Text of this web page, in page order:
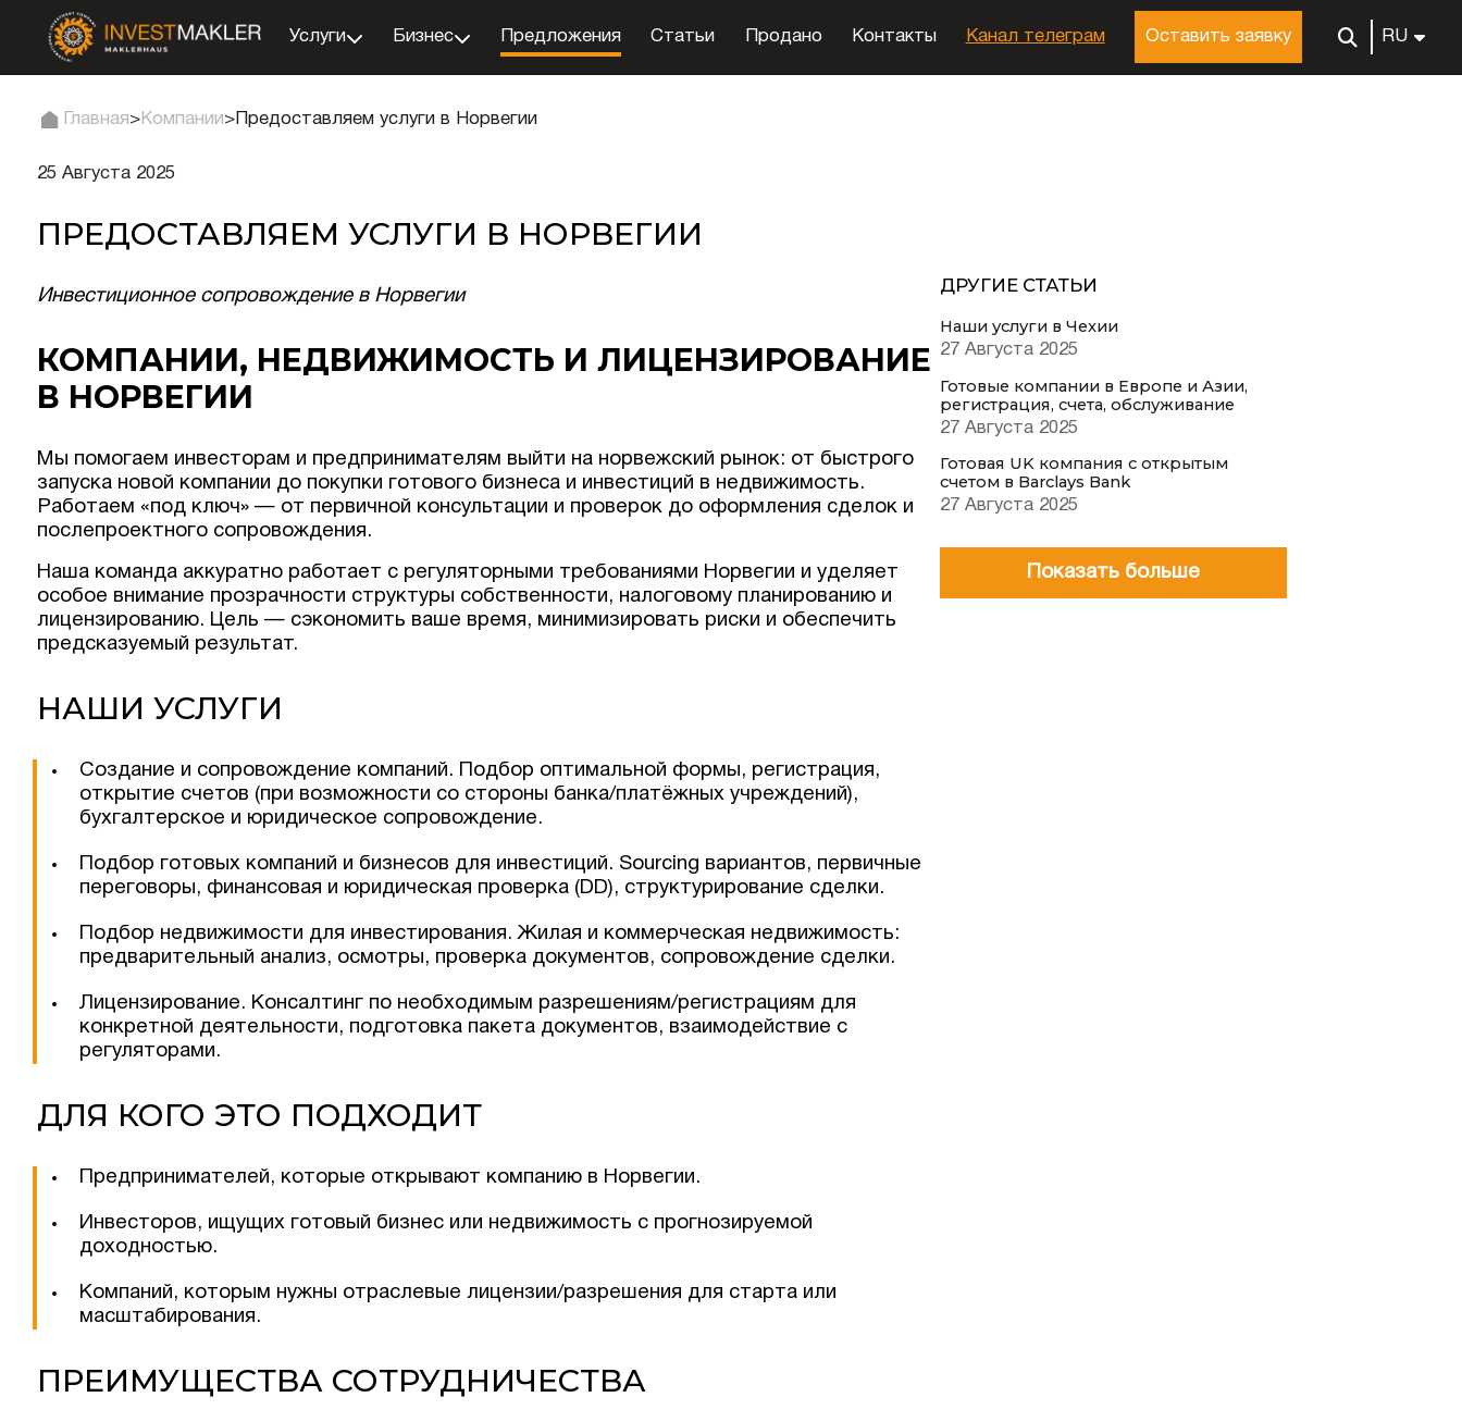
Услуги Бизнес Предложения Статьи Продано Контакты Канал телеграм Оставить заявку RU
Главная>Компании>Предоставляем услуги в Норвегии
25 Августа 2025
ПРЕДОСТАВЛЯЕМ УСЛУГИ В НОРВЕГИИ
Инвестиционное сопровождение в Норвегии
КОМПАНИИ, НЕДВИЖИМОСТЬ И ЛИЦЕНЗИРОВАНИЕ
В НОРВЕГИИ
Мы помогаем инвесторам и предпринимателям выйти на норвежский рынок: от быстрого
запуска новой компании до покупки готового бизнеса и инвестиций в недвижимость.
Работаем «под ключ» — от первичной консультации и проверок до оформления сделок и
послепроектного сопровождения.
Наша команда аккуратно работает с регуляторными требованиями Норвегии и уделяет
особое внимание прозрачности структуры собственности, налоговому планированию и
лицензированию. Цель — сэкономить ваше время, минимизировать риски и обеспечить
предсказуемый результат.
НАШИ УСЛУГИ
Создание и сопровождение компаний. Подбор оптимальной формы, регистрация,
открытие счетов (при возможности со стороны банка/платёжных учреждений),
бухгалтерское и юридическое сопровождение.
Подбор готовых компаний и бизнесов для инвестиций. Sourcing вариантов, первичные
переговоры, финансовая и юридическая проверка (DD), структурирование сделки.
Подбор недвижимости для инвестирования. Жилая и коммерческая недвижимость:
предварительный анализ, осмотры, проверка документов, сопровождение сделки.
Лицензирование. Консалтинг по необходимым разрешениям/регистрациям для
конкретной деятельности, подготовка пакета документов, взаимодействие с
регуляторами.
ДЛЯ КОГО ЭТО ПОДХОДИТ
Предпринимателей, которые открывают компанию в Норвегии.
Инвесторов, ищущих готовый бизнес или недвижимость с прогнозируемой
доходностью.
Компаний, которым нужны отраслевые лицензии/разрешения для старта или
масштабирования.
ПРЕИМУЩЕСТВА СОТРУДНИЧЕСТВА
ДРУГИЕ СТАТЬИ
Наши услуги в Чехии
27 Августа 2025
Готовые компании в Европе и Азии,
регистрация, счета, обслуживание
27 Августа 2025
Готовая UK компания с открытым
счетом в Вarclays Bank
27 Августа 2025
Показать больше
Оставить заявку